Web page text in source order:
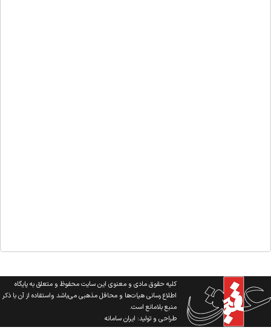
کلیه حقوق مادی و معنوی این سایت محفوظ و متعلق به پایگاه
اطلاع رسانی هیات‌ها و محافل مذهبی می‌باشد واستفاده از آن با ذکر
منبع بلامانع است.
طراحی و تولید:ایران سامانه